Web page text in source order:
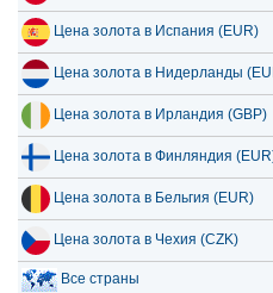
Цена золота в Испания (EUR)
Цена золота в Нидерланды
Цена золота в Ирландия (GBP)
Цена золота в Финляндия
Цена золота в Бельгия (EUR)
Цена золота в Чехия (CZK)
Все страны